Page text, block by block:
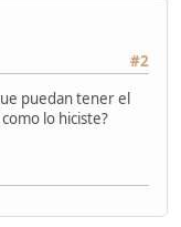
#2
puedan tener el
lo hiciste?